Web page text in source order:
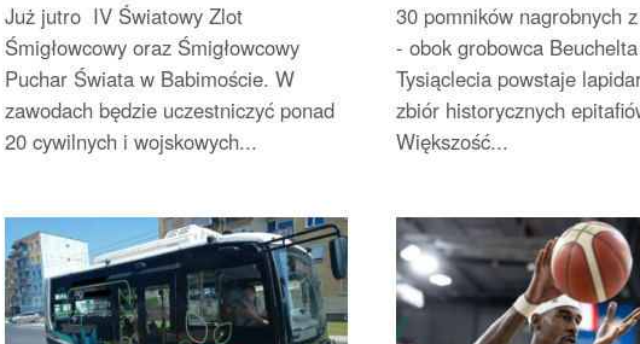
Już jutro IV Światowy Zlot
Śmigłowcowy oraz Śmigłowcowy
Puchar Świata w Babimoście. W
zawodach będzie uczestniczyć ponad
20 cywilnych i wojskowych...
30 pomników nagrobnych
- obok grobowca
Tysiąclecia powstaje
zbiór historycznych
Większość...